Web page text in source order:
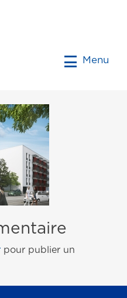
Menu
pour publier un